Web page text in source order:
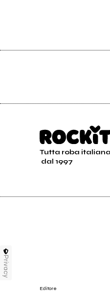
Tutta roba italiana
dal 1997
Editore
Privacy